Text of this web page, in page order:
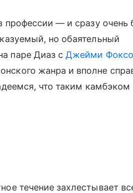
профессии — и сразу очень
но обаятельный
паре Диаз сДжейми
жанра и вполне
что таким камбэком
течение захлестывает